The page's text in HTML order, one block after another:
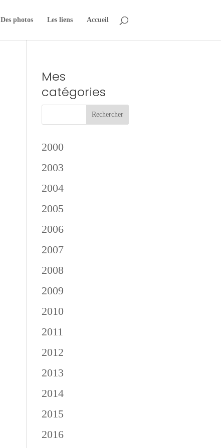
Des photos Les liens Accueil
Mes
catégories
2000
2003
2004
2005
2006
2007
2008
2009
2010
2011
2012
2013
2014
2015
2016